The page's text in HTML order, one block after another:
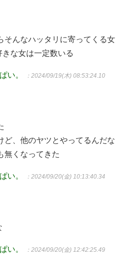
そんなハッタリに寄ってくる女
な女は一定数いる
い。 ：2024/09/19(木) 08:53:24.10
ど、他のヤツとやってるんだな
無くなってきた
い。 ：2024/09/20(金) 10:13:40.34
い。 ：2024/09/20(金) 12:42:25.49